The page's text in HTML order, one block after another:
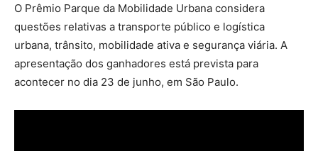
O Prêmio Parque da Mobilidade Urbana considera
questões relativas a transporte público e logística
urbana, trânsito, mobilidade ativa e segurança viária. A
apresentação dos ganhadores está prevista para
acontecer no dia 23 de junho, em São Paulo.